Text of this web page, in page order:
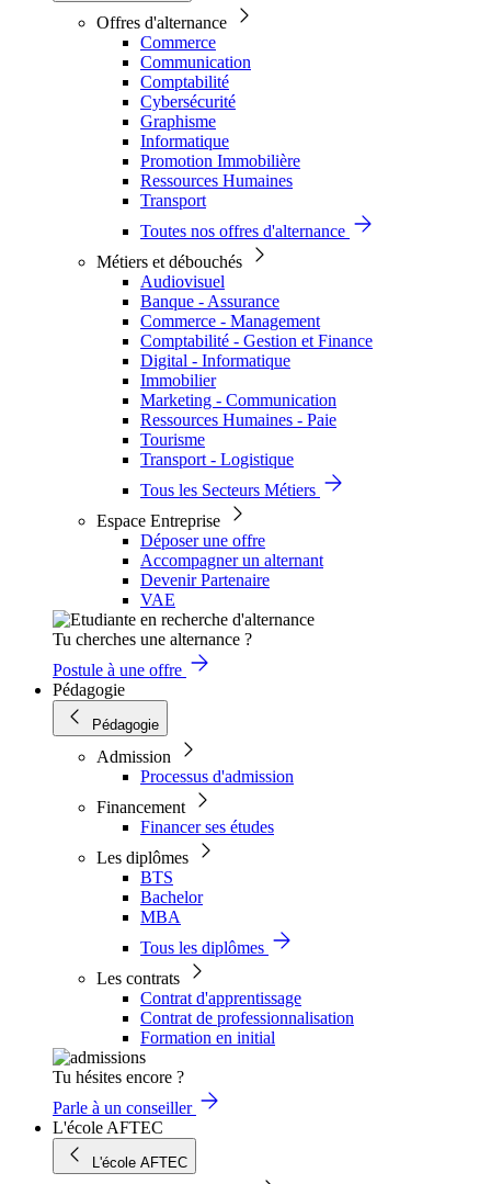
Offres d'alternance
Commerce
Communication
Comptabilité
Cybersécurité
Graphisme
Informatique
Promotion Immobilière
Ressources Humaines
Transport
Toutes nos offres d'alternance
Métiers et débouchés
Audiovisuel
Banque - Assurance
Commerce - Management
Comptabilité - Gestion et Finance
Digital - Informatique
Immobilier
Marketing - Communication
Ressources Humaines - Paie
Tourisme
Transport - Logistique
Tous les Secteurs Métiers
Espace Entreprise
Déposer une offre
Accompagner un alternant
Devenir Partenaire
VAE
Tu cherches une alternance ?
Postule à une offre
Pédagogie
Pédagogie
Admission
Processus d'admission
Financement
Financer ses études
Les diplômes
BTS
Bachelor
MBA
Tous les diplômes
Les contrats
Contrat d'apprentissage
Contrat de professionnalisation
Formation en initial
Tu hésites encore ?
Parle à un conseiller
L'école AFTEC
L'école AFTEC